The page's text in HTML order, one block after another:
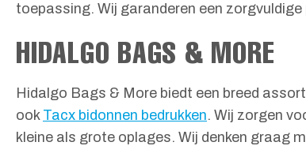
toepassing. Wij garanderen een
HIDALGO BAGS & MORE
Hidalgo Bags & More biedt een breed
ook Tacx bidonnen bedrukken. Wij zorgen
kleine als grote oplages. Wij denken graag